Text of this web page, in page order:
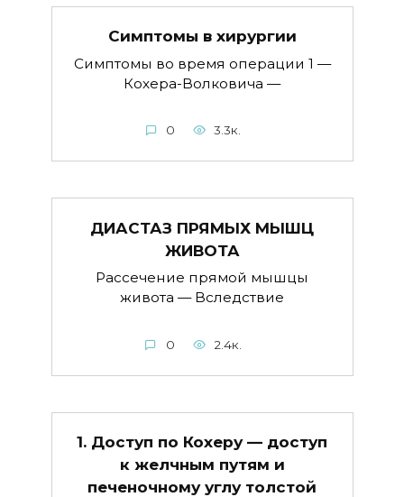
Симптомы в хируpгии
Симптомы во время операции 1 —
Кохера-Волковича —
0 3.3к.
ДИАСТАЗ ПРЯМЫХ МЫШЦ
ЖИВОТА
Рассечение прямой мышцы
живота — Вследствие
0 2.4к.
1. Доступ по Кохеру — доступ
к желчным путям и
печеночному углу толстой